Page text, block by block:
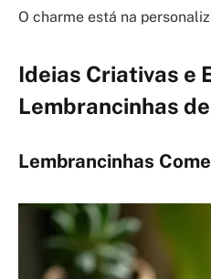
O charme está na
Ideias Criativas e
Lembrancinhas
Lembrancinhas